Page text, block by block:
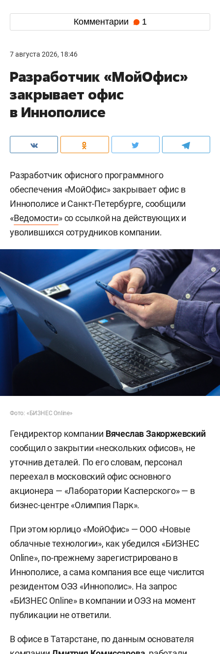
Комментарии 1
7 августа 2026, 18:46
Разработчик «МойОфис»
закрывает офис
в Иннополисе
Разработчик офисного программного
обеспечения «МойОфис» закрывает офис в
Иннополисе и Санкт-Петербурге, сообщили
«Ведомости» со ссылкой на действующих и
уволившихся сотрудников компании.
Фото: «БИЗНЕС Online»
Гендиректор компании Вячеслав Закоржевский
сообщил о закрытии «нескольких офисов», не
уточнив деталей. По его словам, персонал
переехал в московский офис основного
акционера — «Лаборатории Касперского» — в
бизнес-центре «Олимпия Парк».
При этом юрлицо «МойОфис» — ООО «Новые
облачные технологии», как убедился «БИЗНЕС
Online», по-прежнему зарегистрировано в
Иннополисе, а сама компания все еще числится
резидентом ОЭЗ «Иннополис». На запрос
«БИЗНЕС Online» в компании и ОЭЗ на момент
публикации не ответили.
В офисе в Татарстане, по данным основателя